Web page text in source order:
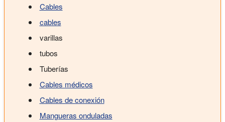
Cables
cables
varillas
tubos
Tuberías
Cables médicos
Cables de conexión
Mangueras onduladas